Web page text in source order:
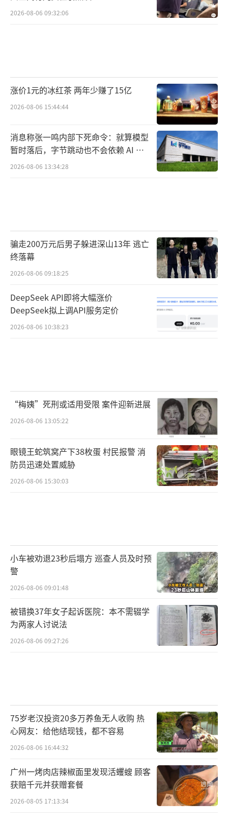
2026-08-06 09:32:06
涨价1元的冰红茶 两年少赚了15亿
2026-08-06 15:44:44
消息称张一鸣内部下死命令：就算模型
暂时落后，字节跳动也不会依赖 AI 蒸
馏技术
2026-08-06 13:34:28
骗走200万元后男子躲进深山13年 逃亡
终落幕
2026-08-06 09:18:25
DeepSeek API即将大幅涨价
DeepSeek拟上调API服务定价
2026-08-06 10:38:23
“梅姨”死刑或适用受限 案件迎新进展
2026-08-06 13:05:22
眼镜王蛇筑窝产下38枚蛋 村民报警 消
防员迅速处置威胁
2026-08-06 15:30:03
小车被劝退23秒后塌方 巡查人员及时预
警
2026-08-06 09:01:48
被错换37年女子起诉医院：本不需辍学
为两家人讨说法
2026-08-06 09:27:26
75岁老汉投资20多万养鱼无人收购 热
心网友：给他结现钱，都不容易
2026-08-06 16:44:32
广州一烤肉店辣椒面里发现活蠼螋 顾客
获赔千元并获赠套餐
2026-08-05 17:13:34